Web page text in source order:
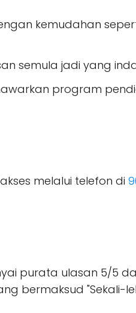
kemudahan
semula jadi yang
program
melalui telefon di
purata ulasan 5/5
bermaksud "Sekali-